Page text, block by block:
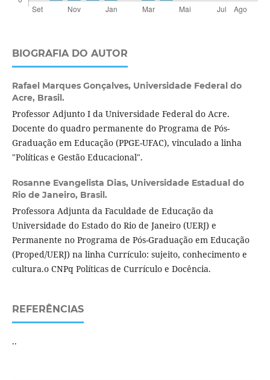
BIOGRAFIA DO AUTOR
Rafael Marques Gonçalves, Universidade Federal do
Acre, Brasil.
Professor Adjunto I da Universidade Federal do Acre.
Docente do quadro permanente do Programa de Pós-
Graduação em Educação (PPGE-UFAC), vinculado a linha
"Políticas e Gestão Educacional".
Rosanne Evangelista Dias, Universidade Estadual do
Rio de Janeiro, Brasil.
Professora Adjunta da Faculdade de Educação da
Universidade do Estado do Rio de Janeiro (UERJ) e
Permanente no Programa de Pós-Graduação em Educação
(Proped/UERJ) na linha Currículo: sujeito, conhecimento e
cultura.o CNPq Políticas de Currículo e Docência.
REFERÊNCIAS
..